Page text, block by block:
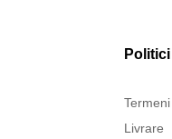
Politici
Livrare